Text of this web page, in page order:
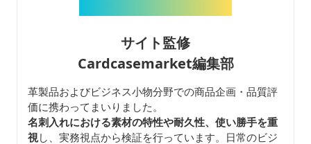
サイト監修
Cardcasemarket編集部
革製品およびビジネス小物分野での商品企画・品質評
価に携わってまいりました。
名刺入れにおける素材の特性や耐久性、使い勝手を重
視し、実務視点から検証を行っています。日常のビジ